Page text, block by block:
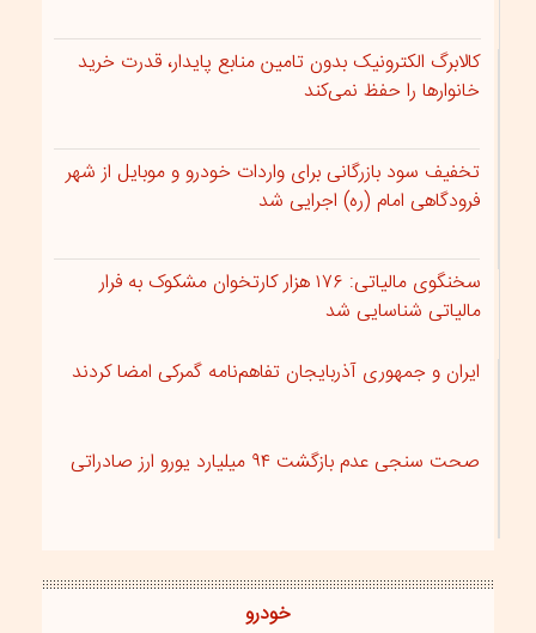
کالابرگ الکترونیک بدون تامین منابع پایدار، قدرت خرید
خانوارها را حفظ نمی‌کند
تخفیف سود بازرگانی برای واردات خودرو و موبایل از شهر
فرودگاهی امام (ره) اجرایی شد
سخنگوی مالیاتی: ۱۷۶ هزار کارتخوان مشکوک به فرار
مالیاتی شناسایی شد
ایران و جمهوری آذربایجان تفاهم‌نامه گمرکی امضا کردند
صحت سنجی عدم بازگشت ۹۴ میلیارد یورو ارز صادراتی
خودرو